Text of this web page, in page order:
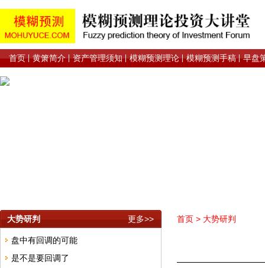
首页 黄箫简介 资产管理须知 模糊预测理论 模糊预测手稿 早盘
大势研判 更多>>
盘中有回调的可能
是不是要回调了
首页 > 大势研判